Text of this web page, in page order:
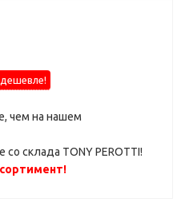
чем на нашем
склада TONY PEROTTI!